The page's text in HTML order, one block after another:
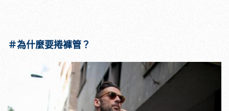
＃為什麼要捲褲管？